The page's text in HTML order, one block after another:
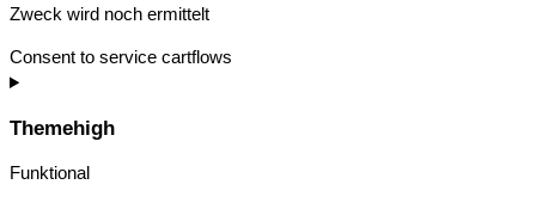
Zweck wird noch ermittelt
Consent to service cartflows
Themehigh
Funktional